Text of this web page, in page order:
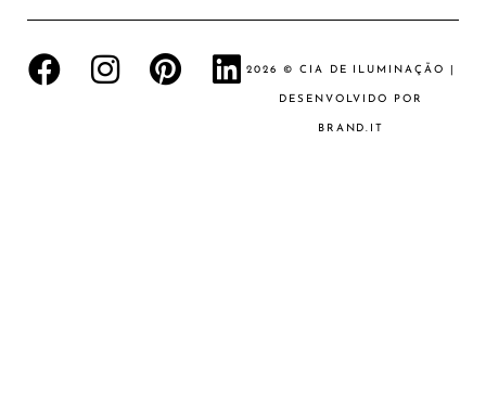
2026 © CIA DE ILUMINAÇÃO |
DESENVOLVIDO POR
BRAND.IT